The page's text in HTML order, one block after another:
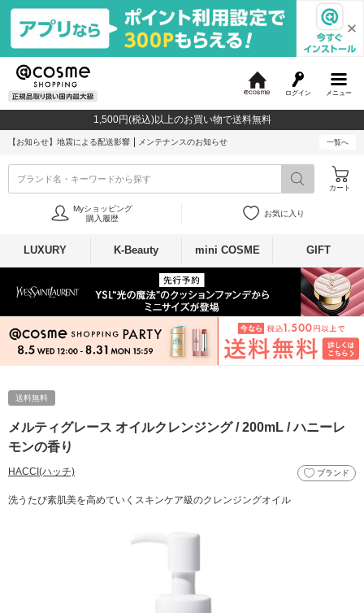
メニュー
ログイン
c
o
1,500円(税込)以上のお買い物で送料無料
【お知らせ】 地震による配送影響 メンテナンスのお知らせ 一覧へ
ブランド名・キーワードから探す
カート
Myショッピング
購入履歴
お気に入り
LUXURY K-Beauty mini COSME GIFT
送料無料
メルティグレース オイルクレンジング / 200mL / ハニーレ
モンの香り
HACCI(ハッチ) ブランド
洗うたび素肌美を高めていくスキンケア級のクレンジングオイル